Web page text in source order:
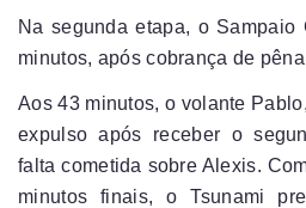
Na segunda etapa, o Sampaio
minutos, após cobrança de
Aos 43 minutos, o volante
expulso após receber o
falta cometida sobre Alexis.
minutos finais, o Tsunami